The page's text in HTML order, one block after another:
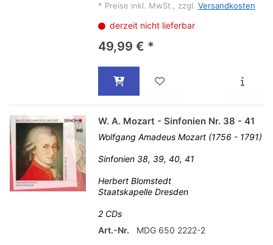
* Preise inkl. MwSt., zzgl. Versandkosten
derzeit nicht lieferbar
49,99 € *
W. A. Mozart - Sinfonien Nr. 38 - 41
Wolfgang Amadeus Mozart (1756 - 1791)
Sinfonien 38, 39, 40, 41
Herbert Blomstedt
Staatskapelle Dresden
2 CDs
Art.-Nr.
MDG 650 2222-2